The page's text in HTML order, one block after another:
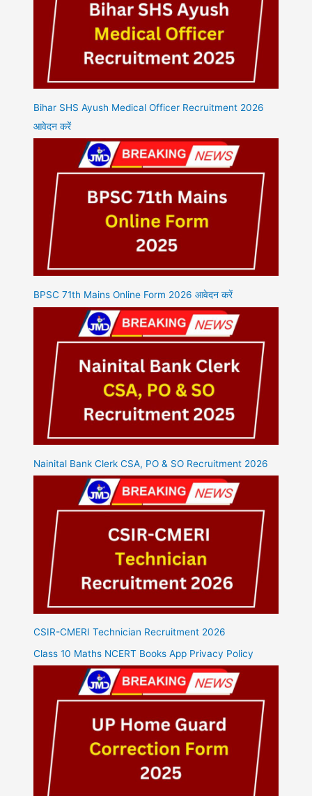
Bihar SHS Ayush Medical Officer Recruitment 2026
आवेदन करें
BPSC 71th Mains Online Form 2026 आवेदन करें
Nainital Bank Clerk CSA, PO & SO Recruitment 2026
CSIR-CMERI Technician Recruitment 2026
Class 10 Maths NCERT Books App Privacy Policy